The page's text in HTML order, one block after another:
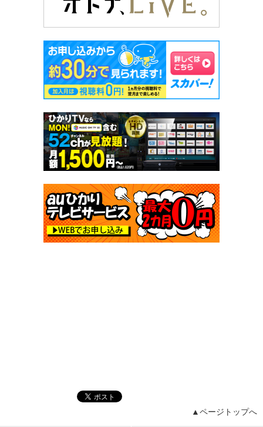
▲ページトップへ